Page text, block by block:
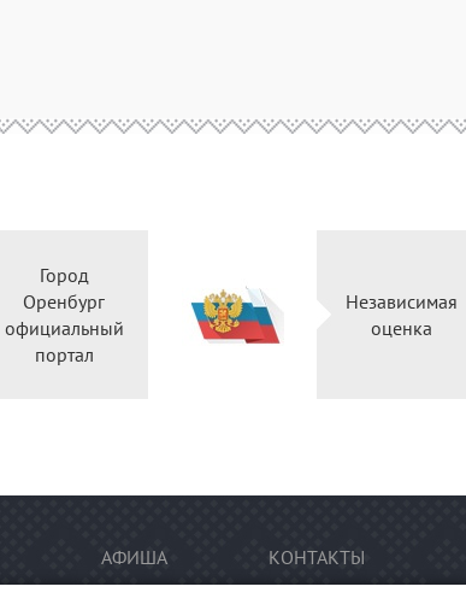
Город
Оренбург
официальный
портал
Независимая
оценка
АФИША КОНТАКТЫ